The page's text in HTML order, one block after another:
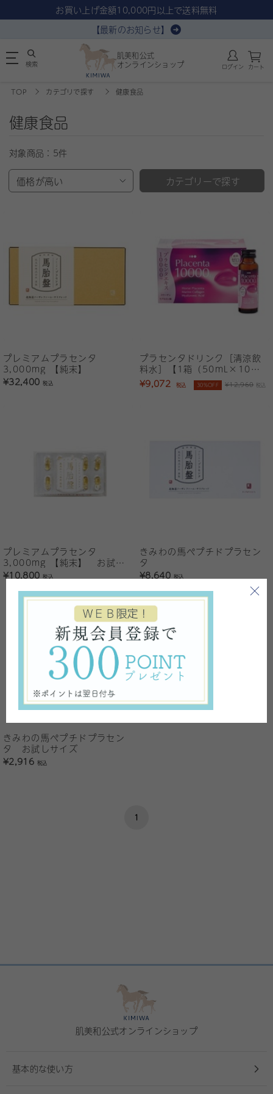
お買い上げ金額10,000円以上で送料無料
【最新のお知らせ】
肌美和公式
オンラインショップ
検索 ログイン カート
TOP カテゴリで探す 健康食品
健康食品
対象商品： 5件
価格が高い カテゴリーで探す
プレミアムプラセンタ
3,000mg 【純末】
¥32,400税込
プラセンタドリンク［清涼飲
料水］【1箱（50mL×10
本）】
¥9,072 税込 30%OFF ¥12,960 税込
プレミアムプラセンタ
3,000mg 【純末】 お試し
サイズ
¥10,800税込
きみわの馬ペプチドプラセン
タ
¥8,640税込
きみわの馬ペプチドプラセン
タ お試しサイズ
¥2,916税込
1
肌美和公式オンラインショップ
基本的な使い方